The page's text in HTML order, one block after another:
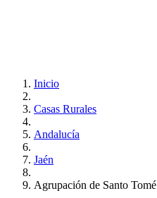
Inicio
Casas Rurales
Andalucía
Jaén
Agrupación de Santo Tomé